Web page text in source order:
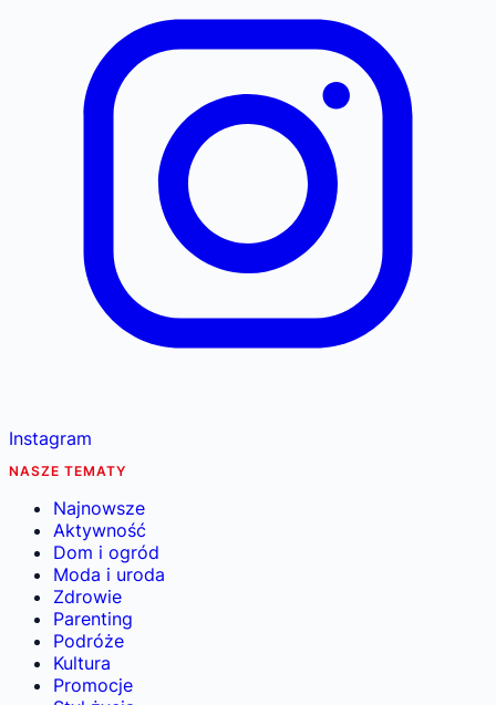
Instagram
NASZE TEMATY
Najnowsze
Aktywność
Dom i ogród
Moda i uroda
Zdrowie
Parenting
Podróże
Kultura
Promocje